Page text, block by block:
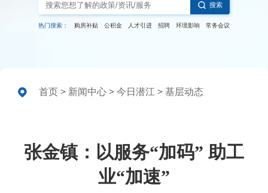
搜索
热门搜索： 购房补贴 公积金 人才引进 招聘 环境影响 常务会议
首页 > 新闻中心 > 今日潜江 > 基层动态
张金镇：以服务“加码” 助工
业“加速”